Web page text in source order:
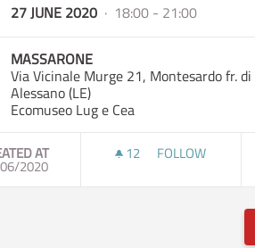
DELLA CONSULTA DELLE ASSOCIAZIONI
27 JUNE 2020 · 18:00 - 21:00
MASSARONE
Via Vicinale Murge 21, Montesardo fr. di
Alessano (LE)
Ecomuseo Lug e Cea
AT
2020
12 12 FOLLOWERS
FOLLOW